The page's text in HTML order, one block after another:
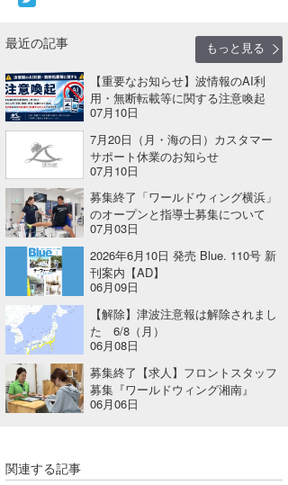
最近の記事
もっと見る
【重要なお知らせ】波情報のAI利
用・無断転載等に関する注意喚起
07月10日
7月20日（月・海の日）カスタマー
サポート休業のお知らせ
07月10日
募集終了「ワールドウィング横浜」
のオープンと指導士募集について
07月03日
2026年6月10日 発売 Blue. 110号 新
刊案内【AD】
06月09日
【解除】津波注意報は解除されまし
た 6/8（月）
06月08日
募集終了【求人】フロントスタッフ
募集『ワールドウィング湘南』
06月06日
関連する記事
喜納海人
KID
KOBU
KY
MIN
mitz
OYZ
S.K
Soulman
VAGY
YUKI☆